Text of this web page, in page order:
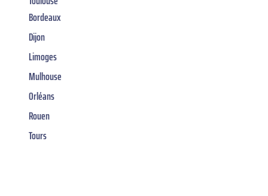
Bordeaux
Dijon
Limoges
Mulhouse
Orléans
Rouen
Tours